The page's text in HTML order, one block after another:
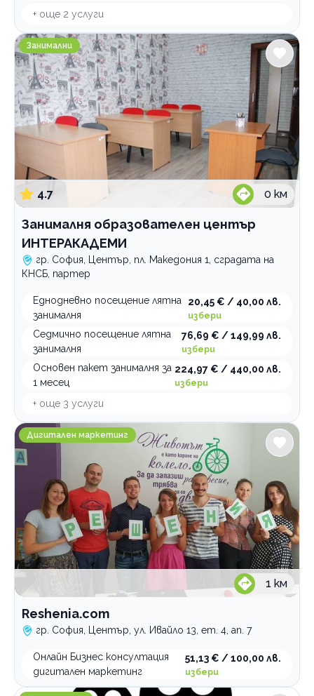
+ още 2 услуги
Занималня образователен център ИНТЕРАКАДЕМИ
Занимални
4.7 0 км
Занималня образователен център
ИНТЕРАКАДЕМИ
гр. София, Център, пл. Македония 1, сградата на
КНСБ, партер
Еднодневно посещение лятна
занималня
20,45 € / 40,00 лв.
избери
Седмично посещение лятна
занималня
76,69 € / 149,99 лв.
избери
Основен пакет занималня за
1 месец
224,97 € / 440,00 лв.
избери
+ още 3 услуги
Reshenia.com
Дигитален маркетинг
1 км
Reshenia.com
гр. София, Център, ул. Ивайло 13, ет. 4, ап. 7
Онлайн Бизнес консултация
дигитален маркетинг
51,13 € / 100,00 лв.
избери